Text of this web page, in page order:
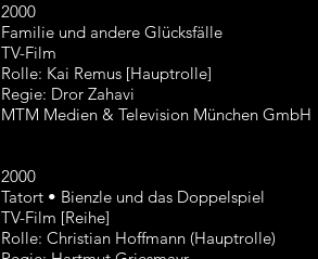
2000
Familie und andere Glücksfälle
TV-Film
Rolle: Kai Remus [Hauptrolle]
Regie: Dror Zahavi
MTM Medien & Television München GmbH
2000
Tatort • Bienzle und das Doppelspiel
TV-Film [Reihe]
Rolle: Christian Hoffmann (Hauptrolle)